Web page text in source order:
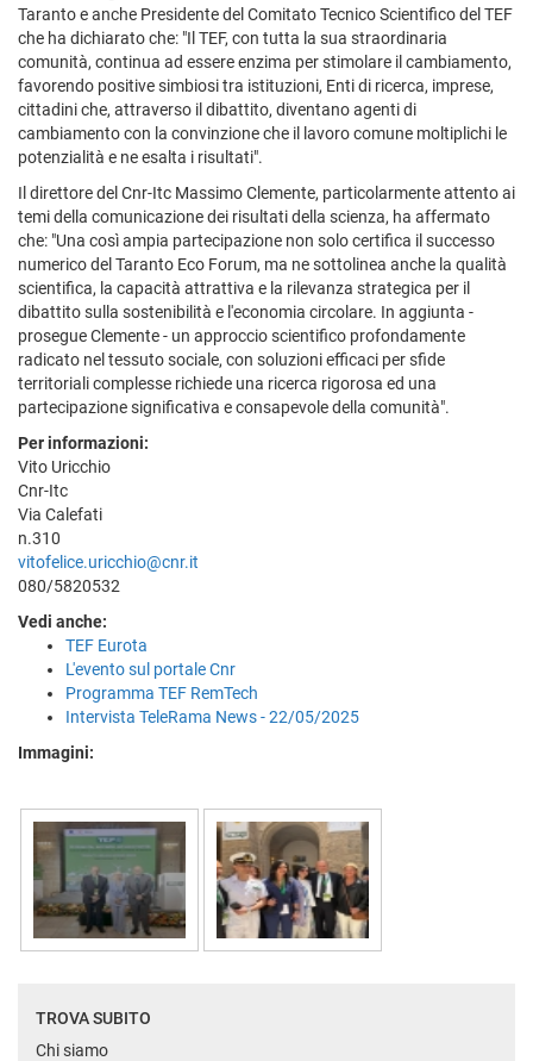
Taranto e anche Presidente del Comitato Tecnico Scientifico del TEF
che ha dichiarato che: "Il TEF, con tutta la sua straordinaria
comunità, continua ad essere enzima per stimolare il cambiamento,
favorendo positive simbiosi tra istituzioni, Enti di ricerca, imprese,
cittadini che, attraverso il dibattito, diventano agenti di
cambiamento con la convinzione che il lavoro comune moltiplichi le
potenzialità e ne esalta i risultati".
Il direttore del Cnr-Itc Massimo Clemente, particolarmente attento ai
temi della comunicazione dei risultati della scienza, ha affermato
che: "Una così ampia partecipazione non solo certifica il successo
numerico del Taranto Eco Forum, ma ne sottolinea anche la qualità
scientifica, la capacità attrattiva e la rilevanza strategica per il
dibattito sulla sostenibilità e l'economia circolare. In aggiunta -
prosegue Clemente - un approccio scientifico profondamente
radicato nel tessuto sociale, con soluzioni efficaci per sfide
territoriali complesse richiede una ricerca rigorosa ed una
partecipazione significativa e consapevole della comunità".
Per informazioni:
Vito Uricchio
Cnr-Itc
Via Calefati
n.310
vitofelice.uricchio@cnr.it
080/5820532
Vedi anche:
TEF Eurota
L'evento sul portale Cnr
Programma TEF RemTech
Intervista TeleRama News - 22/05/2025
Immagini:
TROVA SUBITO
Chi siamo